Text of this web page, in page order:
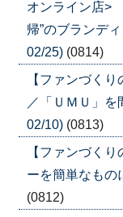
オンライン店>
帰”のブランデ
02/25) (0814)
【ファンづく
／「ＵＭＵ」
02/10) (0813)
【ファンづく
ーを簡単なもの
(0812)